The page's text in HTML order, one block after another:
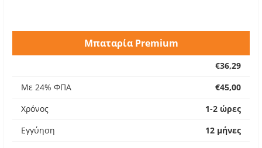
Μπαταρία Premium
€36,29
Με 24% ΦΠΑ
€45,00
Χρόνος
1-2 ώρες
Εγγύηση
12 μήνες